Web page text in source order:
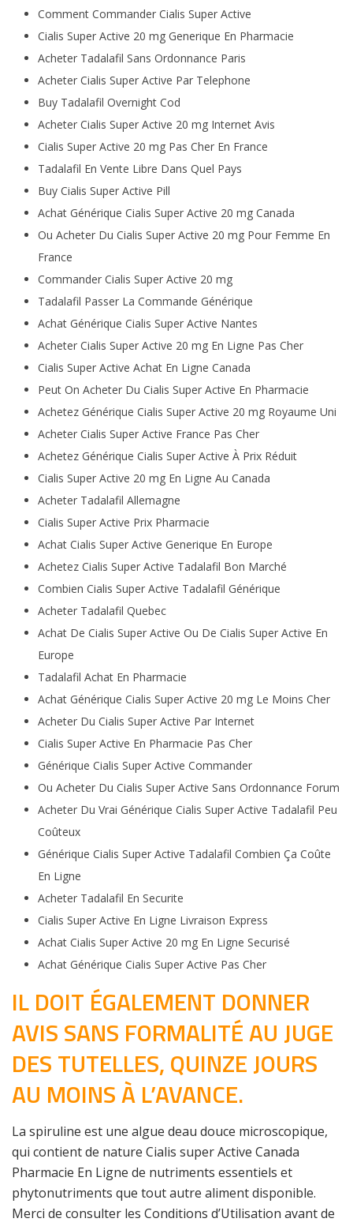
Comment Commander Cialis Super Active
Cialis Super Active 20 mg Generique En Pharmacie
Acheter Tadalafil Sans Ordonnance Paris
Acheter Cialis Super Active Par Telephone
Buy Tadalafil Overnight Cod
Acheter Cialis Super Active 20 mg Internet Avis
Cialis Super Active 20 mg Pas Cher En France
Tadalafil En Vente Libre Dans Quel Pays
Buy Cialis Super Active Pill
Achat Générique Cialis Super Active 20 mg Canada
Ou Acheter Du Cialis Super Active 20 mg Pour Femme En
France
Commander Cialis Super Active 20 mg
Tadalafil Passer La Commande Générique
Achat Générique Cialis Super Active Nantes
Acheter Cialis Super Active 20 mg En Ligne Pas Cher
Cialis Super Active Achat En Ligne Canada
Peut On Acheter Du Cialis Super Active En Pharmacie
Achetez Générique Cialis Super Active 20 mg Royaume Uni
Acheter Cialis Super Active France Pas Cher
Achetez Générique Cialis Super Active À Prix Réduit
Cialis Super Active 20 mg En Ligne Au Canada
Acheter Tadalafil Allemagne
Cialis Super Active Prix Pharmacie
Achat Cialis Super Active Generique En Europe
Achetez Cialis Super Active Tadalafil Bon Marché
Combien Cialis Super Active Tadalafil Générique
Acheter Tadalafil Quebec
Achat De Cialis Super Active Ou De Cialis Super Active En
Europe
Tadalafil Achat En Pharmacie
Achat Générique Cialis Super Active 20 mg Le Moins Cher
Acheter Du Cialis Super Active Par Internet
Cialis Super Active En Pharmacie Pas Cher
Générique Cialis Super Active Commander
Ou Acheter Du Cialis Super Active Sans Ordonnance Forum
Acheter Du Vrai Générique Cialis Super Active Tadalafil Peu
Coûteux
Générique Cialis Super Active Tadalafil Combien Ça Coûte
En Ligne
Acheter Tadalafil En Securite
Cialis Super Active En Ligne Livraison Express
Achat Cialis Super Active 20 mg En Ligne Securisé
Achat Générique Cialis Super Active Pas Cher
IL DOIT ÉGALEMENT DONNER
AVIS SANS FORMALITÉ AU JUGE
DES TUTELLES, QUINZE JOURS
AU MOINS À L’AVANCE.
La spiruline est une algue deau douce microscopique,
qui contient de nature Cialis super Active Canada
Pharmacie En Ligne de nutriments essentiels et
phytonutriments que tout autre aliment disponible.
Merci de consulter les Conditions d’Utilisation avant de